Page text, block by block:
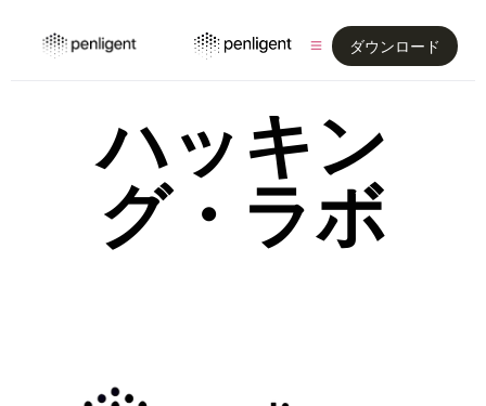
ダウンロード
ハッキン
グ・ラボ